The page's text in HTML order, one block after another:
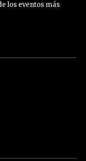
los eventos más